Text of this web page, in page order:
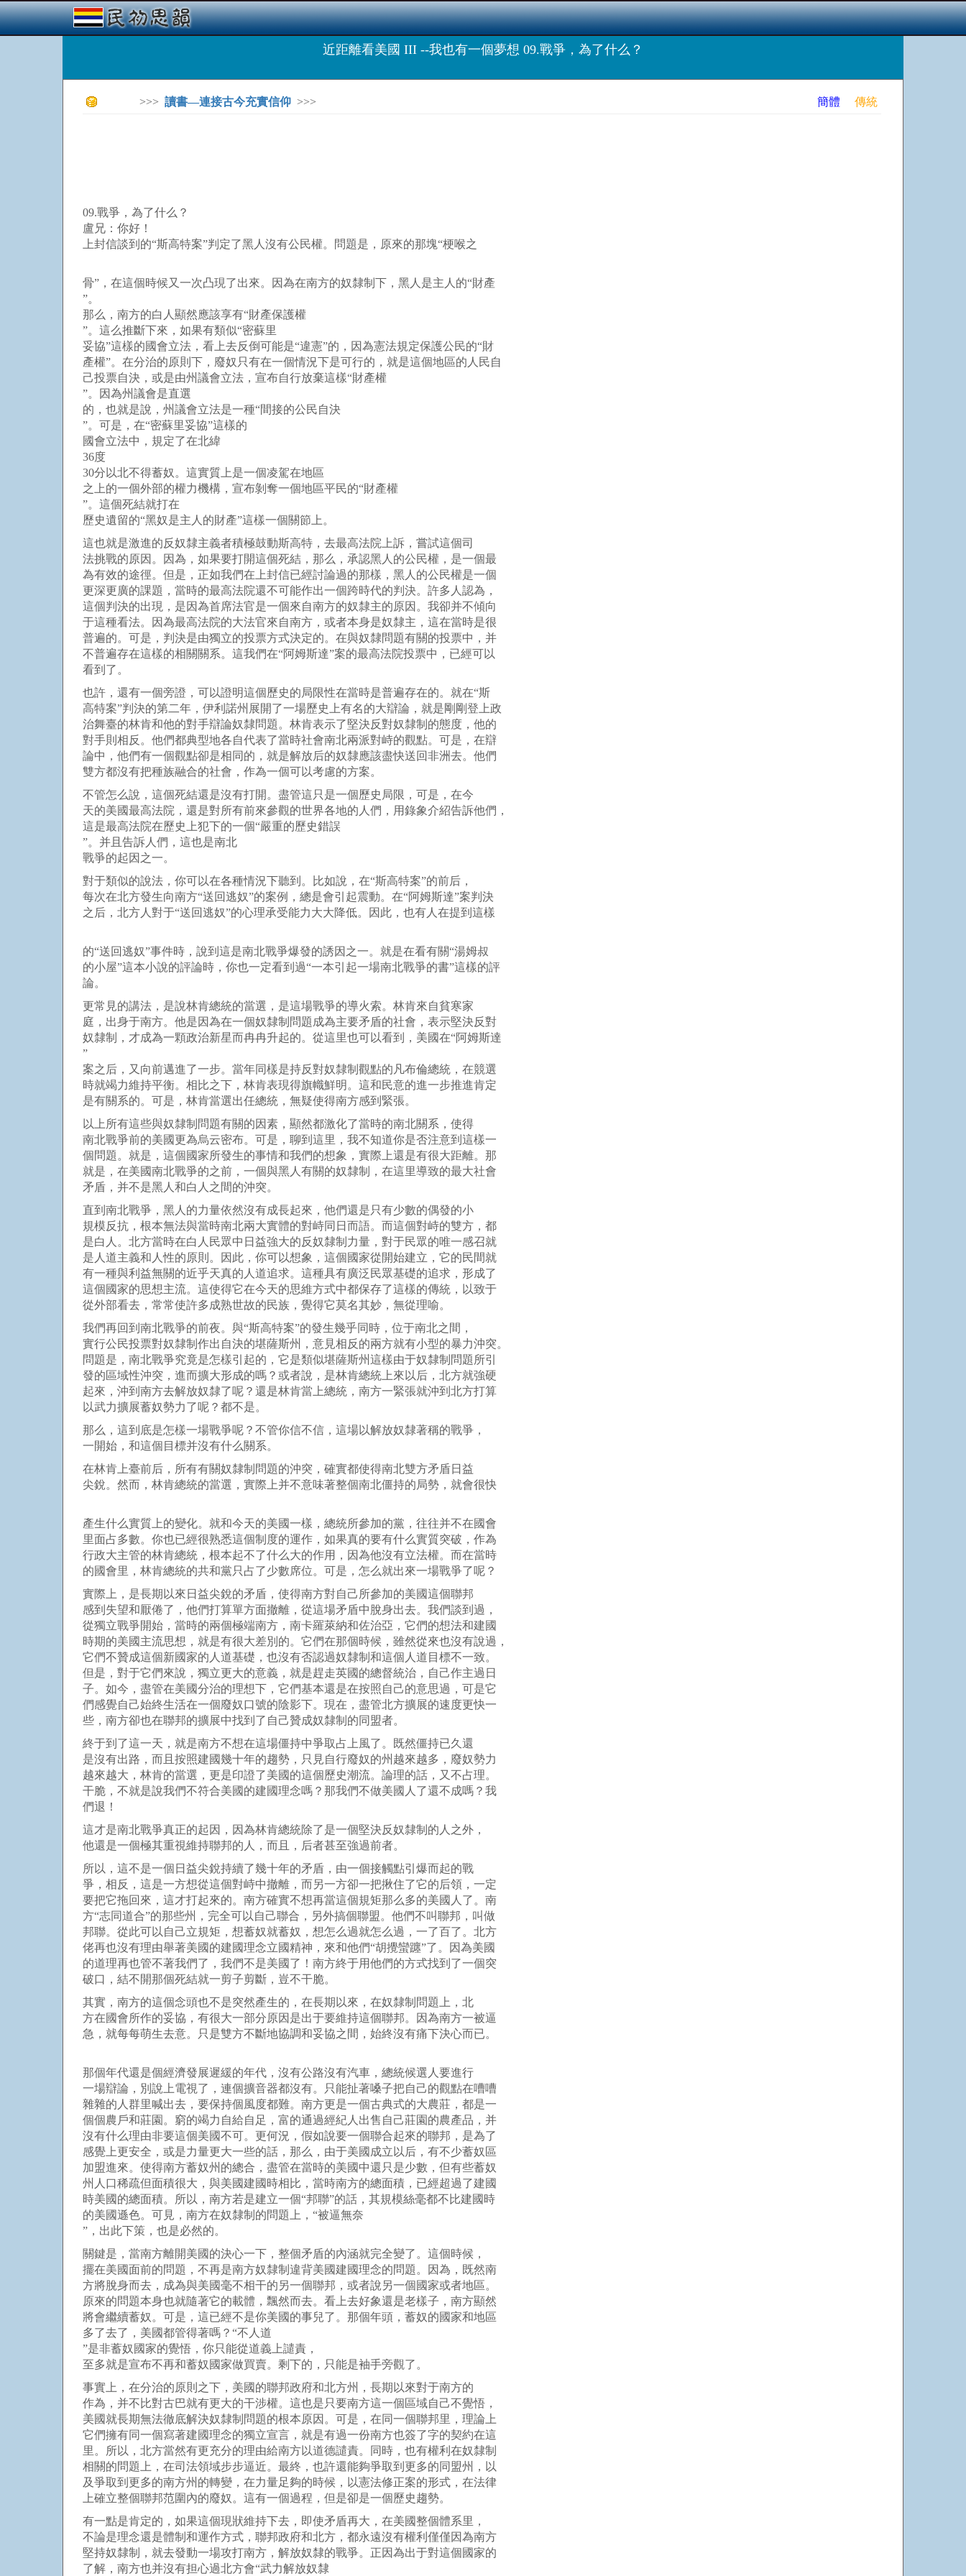
近距離看美國 III --我也有一個夢想 09.戰爭，為了什么？
>>> 讀書—連接古今充實信仰 >>> 簡體 傳統
09.戰爭，為了什么？
盧兄：你好！
上封信談到的“斯高特案”判定了黑人沒有公民權。問題是，原來的那塊“梗喉之
骨”，在這個時候又一次凸現了出來。因為在南方的奴隸制下，黑人是主人的“財產
”。
那么，南方的白人顯然應該享有“財產保護權
”。這么推斷下來，如果有類似“密蘇里
妥協”這樣的國會立法，看上去反倒可能是“違憲”的，因為憲法規定保護公民的“財
產權”。在分治的原則下，廢奴只有在一個情況下是可行的，就是這個地區的人民自
己投票自決，或是由州議會立法，宣布自行放棄這樣“財產權
”。因為州議會是直選
的，也就是說，州議會立法是一種“間接的公民自決
”。可是，在“密蘇里妥協”這樣的
國會立法中，規定了在北緯
36度
30分以北不得蓄奴。這實質上是一個凌駕在地區
之上的一個外部的權力機構，宣布剝奪一個地區平民的“財產權
”。這個死結就打在
歷史遺留的“黑奴是主人的財產”這樣一個關節上。
這也就是激進的反奴隸主義者積極鼓動斯高特，去最高法院上訴，嘗試這個司
法挑戰的原因。因為，如果要打開這個死結，那么，承認黑人的公民權，是一個最
為有效的途徑。但是，正如我們在上封信已經討論過的那樣，黑人的公民權是一個
更深更廣的課題，當時的最高法院還不可能作出一個跨時代的判決。許多人認為，
這個判決的出現，是因為首席法官是一個來自南方的奴隸主的原因。我卻并不傾向
于這種看法。因為最高法院的大法官來自南方，或者本身是奴隸主，這在當時是很
普遍的。可是，判決是由獨立的投票方式決定的。在與奴隸問題有關的投票中，并
不普遍存在這樣的相關關系。這我們在“阿姆斯達”案的最高法院投票中，已經可以
看到了。
也許，還有一個旁證，可以證明這個歷史的局限性在當時是普遍存在的。就在“斯
高特案”判決的第二年，伊利諾州展開了一場歷史上有名的大辯論，就是剛剛登上政
治舞臺的林肯和他的對手辯論奴隸問題。林肯表示了堅決反對奴隸制的態度，他的
對手則相反。他們都典型地各自代表了當時社會南北兩派對峙的觀點。可是，在辯
論中，他們有一個觀點卻是相同的，就是解放后的奴隸應該盡快送回非洲去。他們
雙方都沒有把種族融合的社會，作為一個可以考慮的方案。
不管怎么說，這個死結還是沒有打開。盡管這只是一個歷史局限，可是，在今
天的美國最高法院，還是對所有前來參觀的世界各地的人們，用錄象介紹告訴他們，
這是最高法院在歷史上犯下的一個“嚴重的歷史錯誤
”。并且告訴人們，這也是南北
戰爭的起因之一。
對于類似的說法，你可以在各種情況下聽到。比如說，在“斯高特案”的前后，
每次在北方發生向南方“送回逃奴”的案例，總是會引起震動。在“阿姆斯達”案判決
之后，北方人對于“送回逃奴”的心理承受能力大大降低。因此，也有人在提到這樣
的“送回逃奴”事件時，說到這是南北戰爭爆發的誘因之一。就是在看有關“湯姆叔
的小屋”這本小說的評論時，你也一定看到過“一本引起一場南北戰爭的書”這樣的評
論。
更常見的講法，是說林肯總統的當選，是這場戰爭的導火索。林肯來自貧寒家
庭，出身于南方。他是因為在一個奴隸制問題成為主要矛盾的社會，表示堅決反對
奴隸制，才成為一顆政治新星而冉冉升起的。從這里也可以看到，美國在“阿姆斯達
”
案之后，又向前邁進了一步。當年同樣是持反對奴隸制觀點的凡布倫總統，在競選
時就竭力維持平衡。相比之下，林肯表現得旗幟鮮明。這和民意的進一步推進肯定
是有關系的。可是，林肯當選出任總統，無疑使得南方感到緊張。
以上所有這些與奴隸制問題有關的因素，顯然都激化了當時的南北關系，使得
南北戰爭前的美國更為烏云密布。可是，聊到這里，我不知道你是否注意到這樣一
個問題。就是，這個國家所發生的事情和我們的想象，實際上還是有很大距離。那
就是，在美國南北戰爭的之前，一個與黑人有關的奴隸制，在這里導致的最大社會
矛盾，并不是黑人和白人之間的沖突。
直到南北戰爭，黑人的力量依然沒有成長起來，他們還是只有少數的偶發的小
規模反抗，根本無法與當時南北兩大實體的對峙同日而語。而這個對峙的雙方，都
是白人。北方當時在白人民眾中日益強大的反奴隸制力量，對于民眾的唯一感召就
是人道主義和人性的原則。因此，你可以想象，這個國家從開始建立，它的民間就
有一種與利益無關的近乎天真的人道追求。這種具有廣泛民眾基礎的追求，形成了
這個國家的思想主流。這使得它在今天的思維方式中都保存了這樣的傳統，以致于
從外部看去，常常使許多成熟世故的民族，覺得它莫名其妙，無從理喻。
我們再回到南北戰爭的前夜。與“斯高特案”的發生幾乎同時，位于南北之間，
實行公民投票對奴隸制作出自決的堪薩斯州，意見相反的兩方就有小型的暴力沖突。
問題是，南北戰爭究竟是怎樣引起的，它是類似堪薩斯州這樣由于奴隸制問題所引
發的區域性沖突，進而擴大形成的嗎？或者說，是林肯總統上來以后，北方就強硬
起來，沖到南方去解放奴隸了呢？還是林肯當上總統，南方一緊張就沖到北方打算
以武力擴展蓄奴勢力了呢？都不是。
那么，這到底是怎樣一場戰爭呢？不管你信不信，這場以解放奴隸著稱的戰爭，
一開始，和這個目標并沒有什么關系。
在林肯上臺前后，所有有關奴隸制問題的沖突，確實都使得南北雙方矛盾日益
尖銳。然而，林肯總統的當選，實際上并不意味著整個南北僵持的局勢，就會很快
產生什么實質上的變化。就和今天的美國一樣，總統所參加的黨，往往并不在國會
里面占多數。你也已經很熟悉這個制度的運作，如果真的要有什么實質突破，作為
行政大主管的林肯總統，根本起不了什么大的作用，因為他沒有立法權。而在當時
的國會里，林肯總統的共和黨只占了少數席位。可是，怎么就出來一場戰爭了呢？
實際上，是長期以來日益尖銳的矛盾，使得南方對自己所參加的美國這個聯邦
感到失望和厭倦了，他們打算單方面撤離，從這場矛盾中脫身出去。我們談到過，
從獨立戰爭開始，當時的兩個極端南方，南卡羅萊納和佐治亞，它們的想法和建國
時期的美國主流思想，就是有很大差別的。它們在那個時候，雖然從來也沒有說過，
它們不贊成這個新國家的人道基礎，也沒有否認過奴隸制和這個人道目標不一致。
但是，對于它們來說，獨立更大的意義，就是趕走英國的總督統治，自己作主過日
子。如今，盡管在美國分治的理想下，它們基本還是在按照自己的意思過，可是它
們感覺自己始終生活在一個廢奴口號的陰影下。現在，盡管北方擴展的速度更快一
些，南方卻也在聯邦的擴展中找到了自己贊成奴隸制的同盟者。
終于到了這一天，就是南方不想在這場僵持中爭取占上風了。既然僵持已久還
是沒有出路，而且按照建國幾十年的趨勢，只見自行廢奴的州越來越多，廢奴勢力
越來越大，林肯的當選，更是印證了美國的這個歷史潮流。論理的話，又不占理。
干脆，不就是說我們不符合美國的建國理念嗎？那我們不做美國人了還不成嗎？我
們退！
這才是南北戰爭真正的起因，因為林肯總統除了是一個堅決反奴隸制的人之外，
他還是一個極其重視維持聯邦的人，而且，后者甚至強過前者。
所以，這不是一個日益尖銳持續了幾十年的矛盾，由一個接觸點引爆而起的戰
爭，相反，這是一方想從這個對峙中撤離，而另一方卻一把揪住了它的后領，一定
要把它拖回來，這才打起來的。南方確實不想再當這個規矩那么多的美國人了。南
方“志同道合”的那些州，完全可以自己聯合，另外搞個聯盟。他們不叫聯邦，叫做
邦聯。從此可以自己立規矩，想蓄奴就蓄奴，想怎么過就怎么過，一了百了。北方
佬再也沒有理由舉著美國的建國理念立國精神，來和他們“胡攪蠻躔”了。因為美國
的道理再也管不著我們了，我們不是美國了！南方終于用他們的方式找到了一個突
破口，結不開那個死結就一剪子剪斷，豈不干脆。
其實，南方的這個念頭也不是突然產生的，在長期以來，在奴隸制問題上，北
方在國會所作的妥協，有很大一部分原因是出于要維持這個聯邦。因為南方一被逼
急，就每每萌生去意。只是雙方不斷地協調和妥協之間，始終沒有痛下決心而已。
那個年代還是個經濟發展遲緩的年代，沒有公路沒有汽車，總統候選人要進行
一場辯論，別說上電視了，連個擴音器都沒有。只能扯著嗓子把自己的觀點在嘈嘈
雜雜的人群里喊出去，要保持個風度都難。南方更是一個古典式的大農莊，都是一
個個農戶和莊園。窮的竭力自給自足，富的通過經紀人出售自己莊園的農產品，并
沒有什么理由非要這個美國不可。更何況，假如說要一個聯合起來的聯邦，是為了
感覺上更安全，或是力量更大一些的話，那么，由于美國成立以后，有不少蓄奴區
加盟進來。使得南方蓄奴州的總合，盡管在當時的美國中還只是少數，但有些蓄奴
州人口稀疏但面積很大，與美國建國時相比，當時南方的總面積，已經超過了建國
時美國的總面積。所以，南方若是建立一個“邦聯”的話，其規模絲毫都不比建國時
的美國遜色。可見，南方在奴隸制的問題上，“被逼無奈
”，出此下策，也是必然的。
關鍵是，當南方離開美國的決心一下，整個矛盾的內涵就完全變了。這個時候，
擺在美國面前的問題，不再是南方奴隸制違背美國建國理念的問題。因為，既然南
方將脫身而去，成為與美國毫不相干的另一個聯邦，或者說另一個國家或者地區。
原來的問題本身也就隨著它的載體，飄然而去。看上去好象還是老樣子，南方顯然
將會繼續蓄奴。可是，這已經不是你美國的事兒了。那個年頭，蓄奴的國家和地區
多了去了，美國都管得著嗎？“不人道
”是非蓄奴國家的覺悟，你只能從道義上譴責，
至多就是宣布不再和蓄奴國家做買賣。剩下的，只能是袖手旁觀了。
事實上，在分治的原則之下，美國的聯邦政府和北方州，長期以來對于南方的
作為，并不比對古巴就有更大的干涉權。這也是只要南方這一個區域自己不覺悟，
美國就長期無法徹底解決奴隸制問題的根本原因。可是，在同一個聯邦里，理論上
它們擁有同一個寫著建國理念的獨立宣言，就是有過一份南方也簽了字的契約在這
里。所以，北方當然有更充分的理由給南方以道德譴責。同時，也有權利在奴隸制
相關的問題上，在司法領域步步逼近。最終，也許還能夠爭取到更多的同盟州，以
及爭取到更多的南方州的轉變，在力量足夠的時候，以憲法修正案的形式，在法律
上確立整個聯邦范圍內的廢奴。這有一個過程，但是卻是一個歷史趨勢。
有一點是肯定的，如果這個現狀維持下去，即使矛盾再大，在美國整個體系里，
不論是理念還是體制和運作方式，聯邦政府和北方，都永遠沒有權利僅僅因為南方
堅持奴隸制，就去發動一場攻打南方，解放奴隸的戰爭。正因為出于對這個國家的
了解，南方也并沒有担心過北方會“武力解放奴隸